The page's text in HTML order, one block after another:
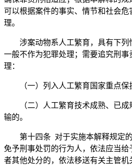
可以根据案件的事实、情节和社会
理。
涉案动物系人工繁育，具有下
一般不作为犯罪处理；需要追究刑
理：
（一）列入人工繁育国家重点保
（二）人工繁育技术成熟、已
输的。
第十四条 对于实施本解释规定
免予刑事处罚的行为人，依法应当
者其他处分的，依法移送有关主管机